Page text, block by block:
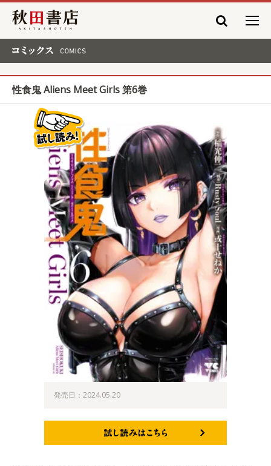
秋田書店
性食鬼 Aliens Meet Girls 第6巻
発売日：2024.05.20